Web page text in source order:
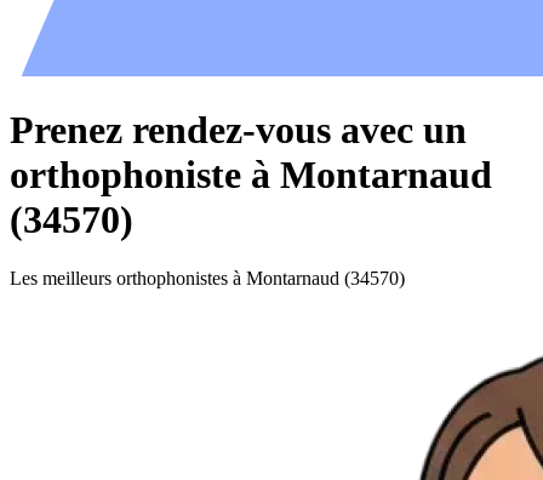
Prenez rendez-vous avec un
orthophoniste à Montarnaud
(34570)
Les meilleurs orthophonistes à Montarnaud (34570)